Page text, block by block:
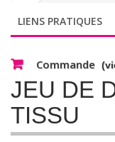
LIENS PRATIQUES
Commande
JEU DE
TISSU